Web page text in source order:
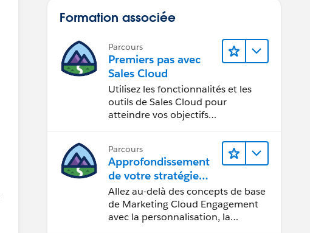
Formation associée
Parcours
Premiers pas avec
Sales Cloud
Utilisez les fonctionnalités et les
outils de Sales Cloud pour
atteindre vos objectifs
Parcours
Approfondissement
de votre stratégie
marketing
Allez au-delà des concepts de base
de Marketing Cloud Engagement
avec la personnalisation, la